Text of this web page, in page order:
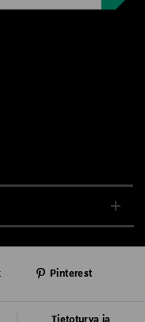
Pinterest